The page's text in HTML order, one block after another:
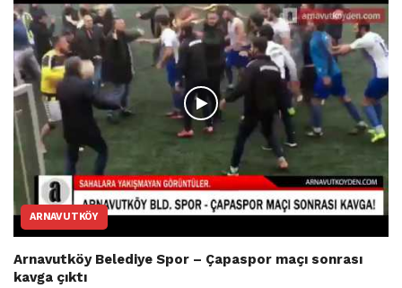
ARNAVUTKÖY
Arnavutköy Belediye Spor – Çapaspor maçı sonrası
kavga çıktı